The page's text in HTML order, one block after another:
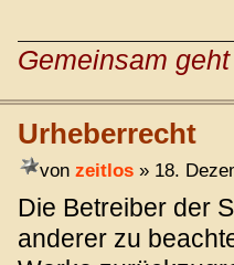
Gemeinsam
Urheberrecht
von zeitlos» 18.
Die Betreiber der
anderer zu